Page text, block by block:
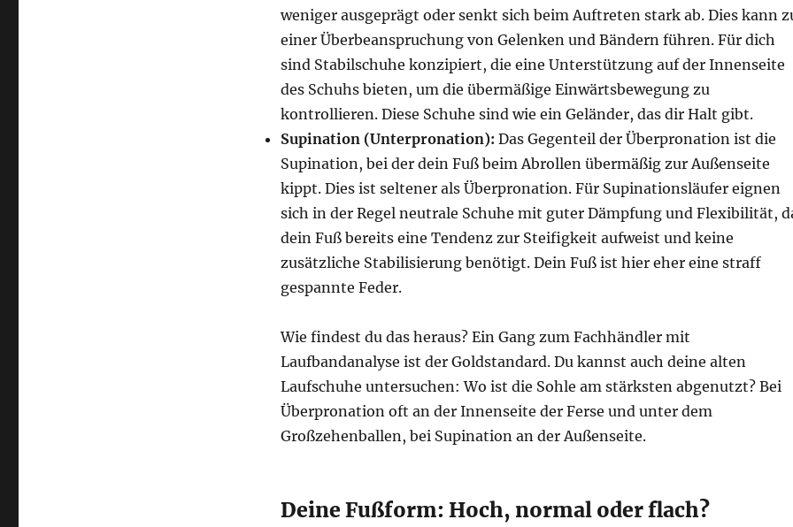
weniger ausgeprägt oder senkt sich beim Auftreten stark ab. Dies kann
einer Überbeanspruchung von Gelenken und Bändern führen. Für dich
sind Stabilschuhe konzipiert, die eine Unterstützung auf der Innenseite
des Schuhs bieten, um die übermäßige Einwärtsbewegung zu
kontrollieren. Diese Schuhe sind wie ein Geländer, das dir Halt gibt.
Supination (Unterpronation): Das Gegenteil der Überpronation ist die
Supination, bei der dein Fuß beim Abrollen übermäßig zur Außenseite
kippt. Dies ist seltener als Überpronation. Für Supinationsläufer eignen
sich in der Regel neutrale Schuhe mit guter Dämpfung und Flexibilität,
dein Fuß bereits eine Tendenz zur Steifigkeit aufweist und keine
zusätzliche Stabilisierung benötigt. Dein Fuß ist hier eher eine straff
gespannte Feder.
Wie findest du das heraus? Ein Gang zum Fachhändler mit
Laufbandanalyse ist der Goldstandard. Du kannst auch deine alten
Laufschuhe untersuchen: Wo ist die Sohle am stärksten abgenutzt? Bei
Überpronation oft an der Innenseite der Ferse und unter dem
Großzehenballen, bei Supination an der Außenseite.
Deine Fußform: Hoch, normal oder flach?